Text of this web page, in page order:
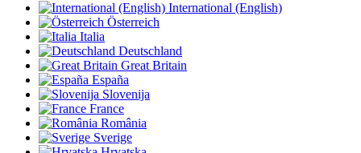
International (English)
Österreich
Italia
Deutschland
Great Britain
España
Slovenija
France
România
Sverige